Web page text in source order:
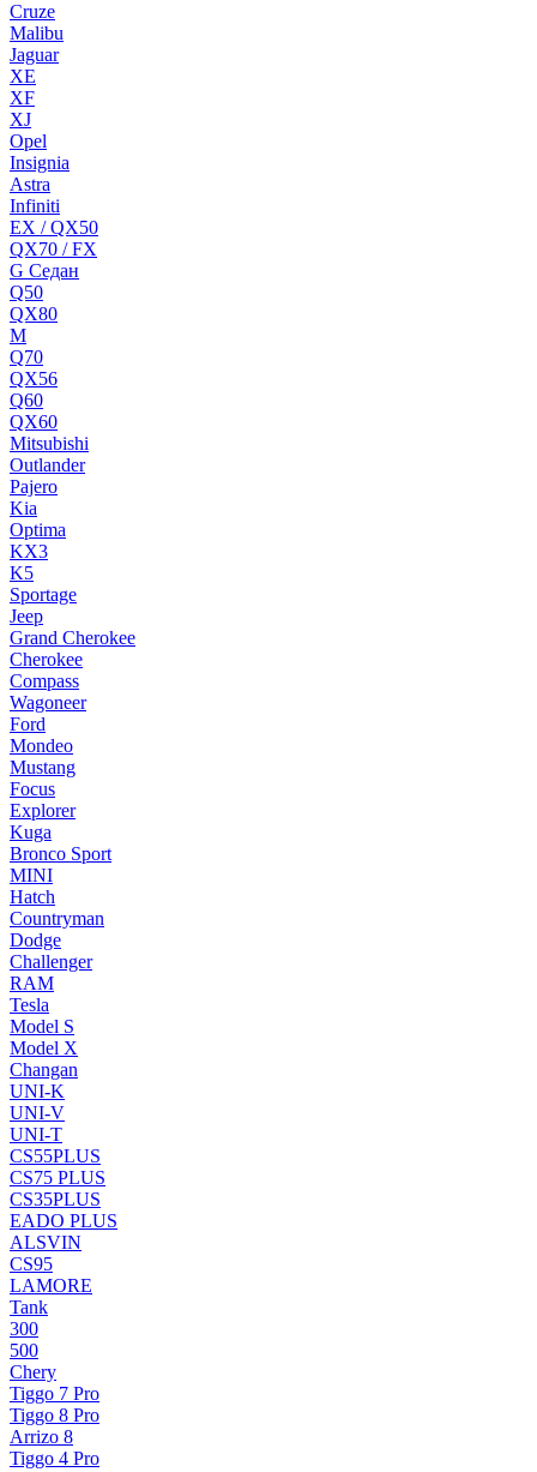
Cruze
Malibu
Jaguar
XE
XF
XJ
Opel
Insignia
Astra
Infiniti
EX / QX50
QX70 / FX
G Cедан
Q50
QX80
M
Q70
QX56
Q60
QX60
Mitsubishi
Outlander
Pajero
Kia
Optima
KX3
K5
Sportage
Jeep
Grand Cherokee
Cherokee
Compass
Wagoneer
Ford
Mondeo
Mustang
Focus
Explorer
Kuga
Bronco Sport
MINI
Hatch
Countryman
Dodge
Challenger
RAM
Tesla
Model S
Model X
Changan
UNI-K
UNI-V
UNI-T
CS55PLUS
CS75 PLUS
CS35PLUS
EADO PLUS
ALSVIN
CS95
LAMORE
Tank
300
500
Chery
Tiggo 7 Pro
Tiggo 8 Pro
Arrizo 8
Tiggo 4 Pro